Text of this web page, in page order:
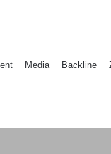
Media Backline